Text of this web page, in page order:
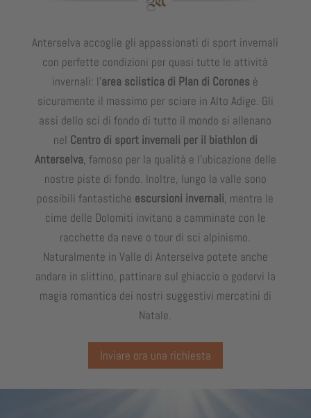
Anterselva accoglie gli appassionati di sport invernali
con perfette condizioni per quasi tutte le attività
invernali: l’area sciistica di Plan di Corones è
sicuramente il massimo per sciare in Alto Adige. Gli
assi dello sci di fondo di tutto il mondo si allenano
nel Centro di sport invernali per il biathlon di
Anterselva, famoso per la qualità e l’ubicazione delle
nostre piste di fondo. Inoltre, lungo la valle sono
possibili fantastiche escursioni invernali, mentre le
cime delle Dolomiti invitano a camminate con le
racchette da neve o tour di sci alpinismo.
Naturalmente in Valle di Anterselva potete anche
andare in slittino, pattinare sul ghiaccio o godervi la
magia romantica dei nostri suggestivi mercatini di
Natale.
Inviare ora una richiesta